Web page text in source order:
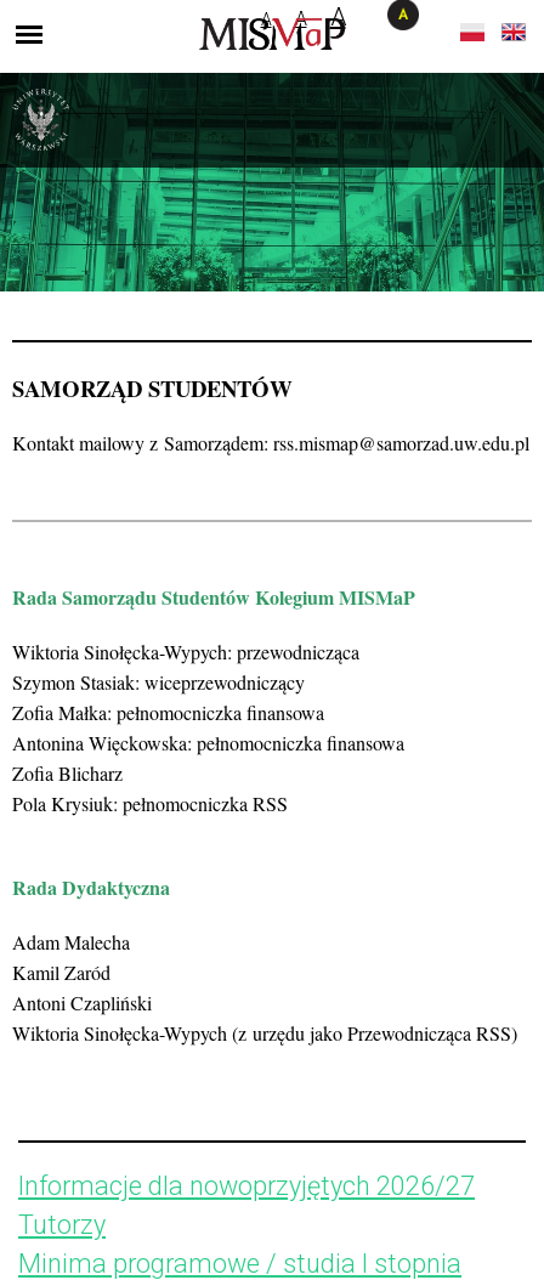
A A A
SAMORZĄD STUDENTÓW
Kontakt mailowy z Samorządem: rss.mismap@samorzad.uw.edu.pl
Rada Samorządu Studentów Kolegium MISMaP
Wiktoria Sinołęcka-Wypych: przewodnicząca
Szymon Stasiak: wiceprzewodniczący
Zofia Małka: pełnomocniczka finansowa
Antonina Więckowska: pełnomocniczka finansowa
Zofia Blicharz
Pola Krysiuk: pełnomocniczka RSS
Rada Dydaktyczna
Adam Malecha
Kamil Zaród
Antoni Czapliński
Wiktoria Sinołęcka-Wypych (z urzędu jako Przewodnicząca RSS)
Informacje dla nowoprzyjętych 2026/27
Tutorzy
Minima programowe / studia I stopnia